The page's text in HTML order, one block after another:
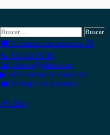
Buscar:
🗨 Contacta con nosotros 😉
📞 634 49 25 08
📧 phiteca@phiteca.es
▶ Más formas de contactar
💼 Trabaja con nosotros
✍ Blog